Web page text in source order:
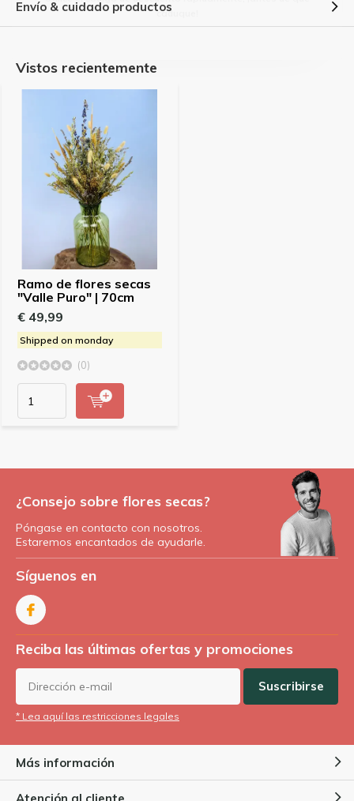
Envío & cuidado productos
Vistos recientemente
Ramo de flores secas
"Valle Puro" | 70cm
€ 49,99
Shipped on monday
(0)
¿Consejo sobre flores secas?
Póngase en contacto con nosotros.
Estaremos encantados de ayudarle.
Síguenos en
Reciba las últimas ofertas y promociones
Suscribirse
* Lea aquí las restricciones legales
Más información
caduque!